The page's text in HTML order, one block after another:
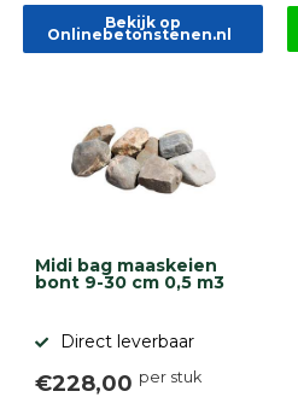
Bekijk op
Onlinebetonstenen.nl
Midi bag maaskeien
bont 9-30 cm 0,5 m3
Direct leverbaar
€228,00 per stuk